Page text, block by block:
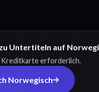
Untertiteln auf
Kreditkarte erforderlich.
Norwegisch